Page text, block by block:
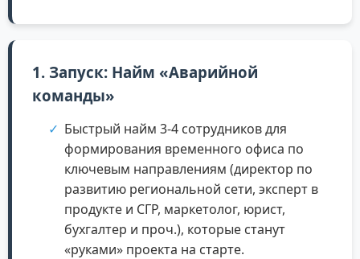
1. Запуск: Найм «Аварийной
команды»
Быстрый найм 3-4 сотрудников для
формирования временного офиса по
ключевым направлениям (директор по
развитию региональной сети, эксперт в
продукте и СГР, маркетолог, юрист,
бухгалтер и проч.), которые станут
«руками» проекта на старте.